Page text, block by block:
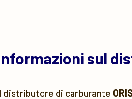
sul
distributore di carburante